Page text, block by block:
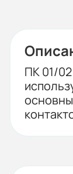
ПК 01/